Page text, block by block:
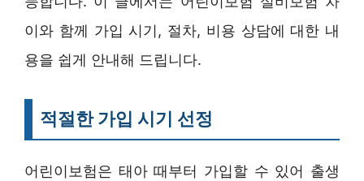
이와 함께 가입 시기, 절차, 비용 상담에 대한 내
용을 쉽게 안내해 드립니다.
적절한 가입 시기 선정
어린이보험은 태아 때부터 가입할 수 있어 출생